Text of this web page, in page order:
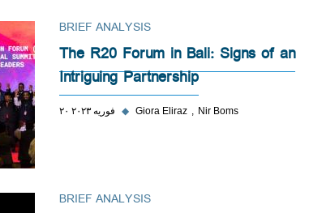
BRIEF ANALYSIS
The R20 Forum in Bali: Signs of an
Intriguing Partnership
۲۰ فوریه ۲۰۲۳ ◆ Giora Eliraz Nir Boms
BRIEF ANALYSIS